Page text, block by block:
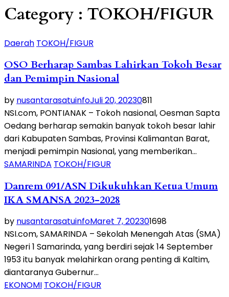
Category : TOKOH/FIGUR
Daerah TOKOH/FIGUR
OSO Berharap Sambas Lahirkan Tokoh Besar
dan Pemimpin Nasional
by nusantarasatuinfoJuli 20, 20230811
NSI.com, PONTIANAK – Tokoh nasional, Oesman Sapta
Oedang berharap semakin banyak tokoh besar lahir
dari Kabupaten Sambas, Provinsi Kalimantan Barat,
menjadi pemimpin Nasional, yang memberikan...
SAMARINDA TOKOH/FIGUR
Danrem 091/ASN Dikukuhkan Ketua Umum
IKA SMANSA 2023-2028
by nusantarasatuinfoMaret 7, 202301698
NSI.com, SAMARINDA – Sekolah Menengah Atas (SMA)
Negeri 1 Samarinda, yang berdiri sejak 14 September
1953 itu banyak melahirkan orang penting di Kaltim,
diantaranya Gubernur...
EKONOMI TOKOH/FIGUR